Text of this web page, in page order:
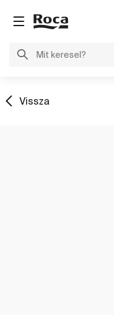
Vissza